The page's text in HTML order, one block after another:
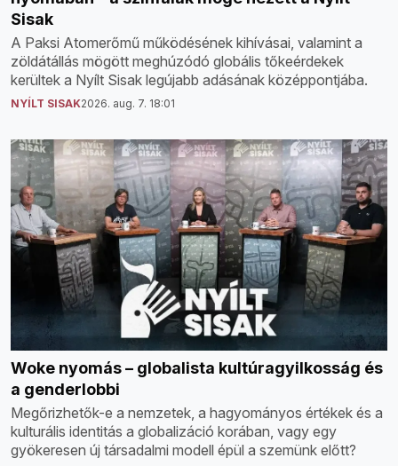
Sisak
A Paksi Atomerőmű működésének kihívásai, valamint a
zöldátállás mögött meghúzódó globális tőkeérdekek
kerültek a Nyílt Sisak legújabb adásának középpontjába.
NYÍLT SISAK2026. aug. 7. 18:01
Woke nyomás – globalista kultúragyilkosság és
a genderlobbi
Megőrizhetők-e a nemzetek, a hagyományos értékek és a
kulturális identitás a globalizáció korában, vagy egy
gyökeresen új társadalmi modell épül a szemünk előtt?